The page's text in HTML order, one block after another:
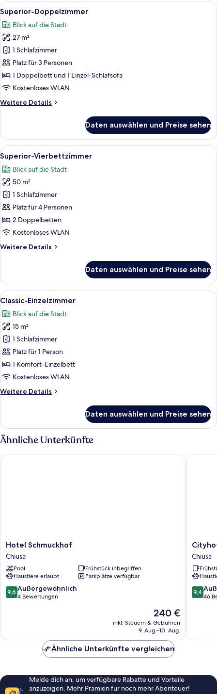
Alle
Fotos
für
Superior-
Doppelzimmer
anzeigen
Ein Hotelzimmer mit einem großen
9
Superior-Doppelzimmer
Blick auf die Stadt
27 m²
1 Schlafzimmer
Platz für 3 Personen
1 Doppelbett und 1 Einzel-Schlafsofa
Kostenloses WLAN
Weitere Details
Weitere
Doppelzimmer
Daten auswählen und Preise sehen
Alle
Fotos
für
Superior-
Vierbettzimmer
anzeigen
Ein modernes Schlafzimmer mit
4
Superior-Vierbettzimmer
Blick auf die Stadt
50 m²
1 Schlafzimmer
Platz für 4 Personen
2 Doppelbetten
Kostenloses WLAN
Weitere Details
Weitere
Vierbettzimmer
Daten auswählen und Preise sehen
Alle
Fotos
für
Classic-
Einzelzimmer
anzeigen
Ein Hotelzimmer mit einem
4
Classic-Einzelzimmer
Blick auf die Stadt
15 m²
1 Schlafzimmer
Platz für 1 Person
1 Komfort-Einzelbett
Kostenloses WLAN
Weitere Details
Weitere
Einzelzimmer
Daten auswählen und Preise sehen
Ähnliche Unterkünfte
Hotel
Schmuckhof
Chiusa
Hotel Schmuckhof
Chiusa
Pool
Frühstück inbegriffen
Haustiere erlaubt
Parkplätze verfügbar
9.6
von
9,6 Außergewöhnlich
4 Bewertungen
Der
Preis
beträgt
240 €
inkl. Steuern & Gebühren
9. Aug.–10. Aug.
Hotel Schmuckhof
Adler
B&B
Chiusa
Chiusa
9.4
von
9,4
46
Ähnliche Unterkünfte vergleichen
Melde dich an, um verfügbare Rabatte und Vorteile
anzuzeigen. Mehr Prämien für noch mehr Abenteuer!